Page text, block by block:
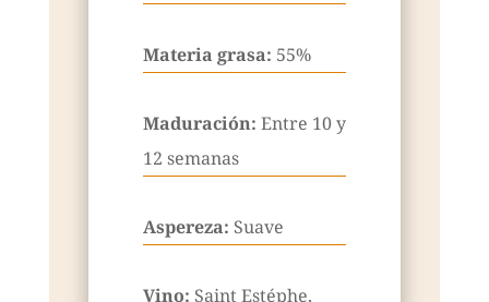
Materia grasa: 55%
Maduración: Entre 10 y
12 semanas
Aspereza: Suave
Vino: Saint Estéphe,